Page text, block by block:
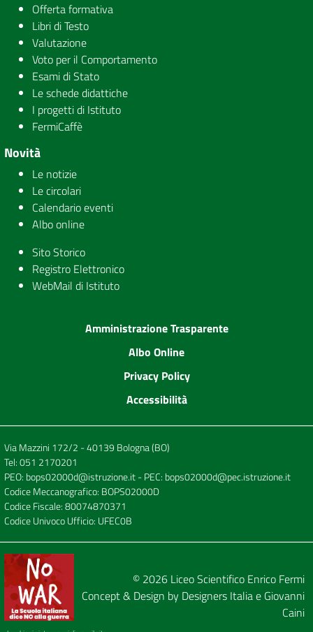
Offerta formativa
Libri di Testo
Valutazione
Voto per il Comportamento
Esami di Stato
Le schede didattiche
I progetti di Istituto
FermiCaffè
Novità
Le notizie
Le circolari
Calendario eventi
Albo online
Sito Storico
Registro Elettronico
WebMail di Istituto
Amministrazione Trasparente
Albo Online
Privacy Policy
Accessibilità
Via Mazzini 172/2 - 40139 Bologna (BO)
Tel:051 2170201
PEO: bops02000d@istruzione.it- PEC: bops02000d@pec.istruzione.it
Codice Meccanografico: BOPS02000D
Codice Fiscale: 80074870371
Codice Univoco Ufficio: UFEC0B
© 2026 Liceo Scientifico Enrico Fermi
Concept & Design by Designers Italiae Giovanni
Caini